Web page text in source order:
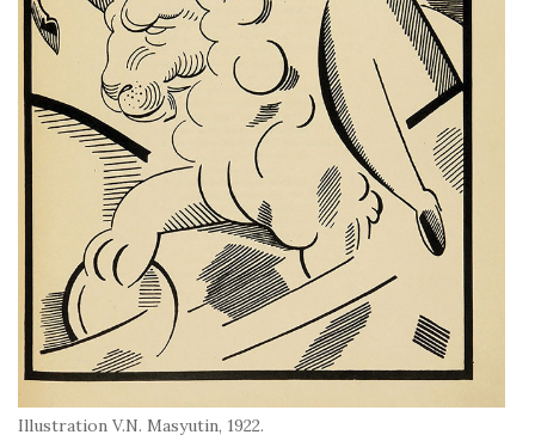
Illustration V.N. Masyutin, 1922.